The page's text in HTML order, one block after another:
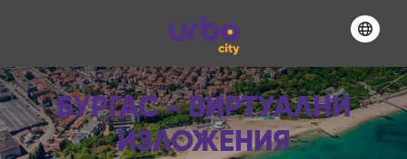
БУРГАС - ВИРТУАЛНИ
ИЗЛОЖЕНИЯ